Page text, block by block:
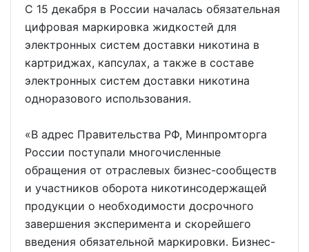
С 15 декабря в России началась обязательная
цифровая маркировка жидкостей для
электронных систем доставки никотина в
картриджах, капсулах, а также в составе
электронных систем доставки никотина
одноразового использования.
«В адрес Правительства РФ, Минпромторга
России поступали многочисленные
обращения от отраслевых бизнес-сообществ
и участников оборота никотинсодержащей
продукции о необходимости досрочного
завершения эксперимента и скорейшего
введения обязательной маркировки. Бизнес-